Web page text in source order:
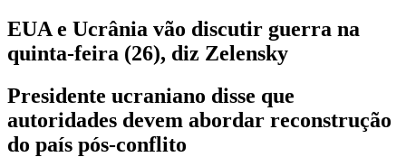
EUA e Ucrânia vão discutir guerra na
quinta-feira (26), diz Zelensky
Presidente ucraniano disse que
autoridades devem abordar reconstrução
do país pós-conflito